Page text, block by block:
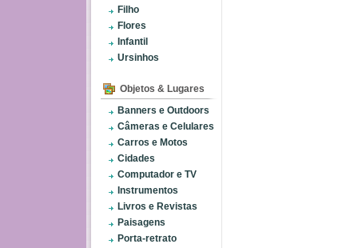
Filho
Flores
Infantil
Ursinhos
Objetos & Lugares
Banners e Outdoors
Câmeras e Celulares
Carros e Motos
Cidades
Computador e TV
Instrumentos
Livros e Revistas
Paisagens
Porta-retrato